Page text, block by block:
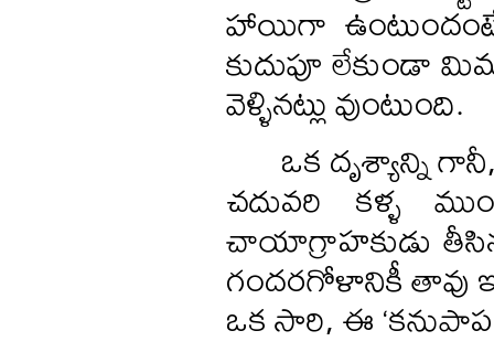
హాయిగా
కుదుపూ లేకుండా
వెళ్ళినట్లు వుంటుంది.
ఒక దృశ్యాన్ని
చదువరి కళ్ళ
చాయాగ్రాహకుడు
గందరగోళానికీ తావు
ఒక సారి, ఈ